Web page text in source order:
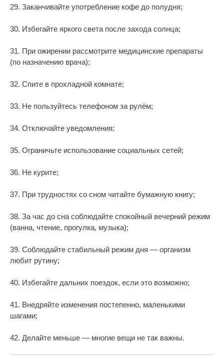
29. Заканчивайте употребление кофе до полудня;
30. Избегайте яркого света после захода солнца;
31. При ожирении рассмотрите медицинские препараты
(по назначению врача);
32. Спите в прохладной комнате;
33. Не пользуйтесь телефоном за рулём;
34. Отключайте уведомления;
35. Ограничьте использование социальных сетей;
36. Не курите;
37. При трудностях со сном читайте бумажную книгу;
38. За час до сна соблюдайте спокойный вечерний режим
(ванна, чтение, прогулка, музыка);
39. Соблюдайте стабильный режим дня — организм
любит рутину;
40. Избегайте дальних поездок, если это возможно;
41. Внедряйте изменения постепенно, маленькими
шагами;
42. Делайте меньше — многие вещи не так важны.